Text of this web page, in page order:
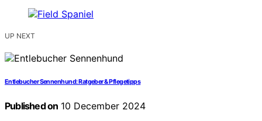
UP NEXT
Entlebucher Sennenhund: Ratgeber & Pflegetipps
Published on 10 December 2024